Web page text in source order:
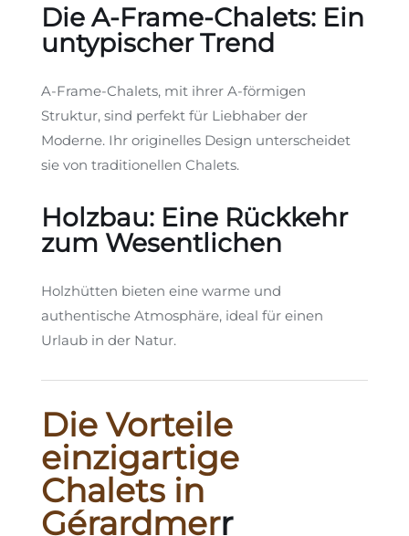
Die A-Frame-Chalets: Ein
untypischer Trend
A-Frame-Chalets, mit ihrer A-förmigen
Struktur, sind perfekt für Liebhaber der
Moderne. Ihr originelles Design unterscheidet
sie von traditionellen Chalets.
Holzbau: Eine Rückkehr
zum Wesentlichen
Holzhütten bieten eine warme und
authentische Atmosphäre, ideal für einen
Urlaub in der Natur.
Die Vorteile
einzigartige
Chalets in
Gérardmerr